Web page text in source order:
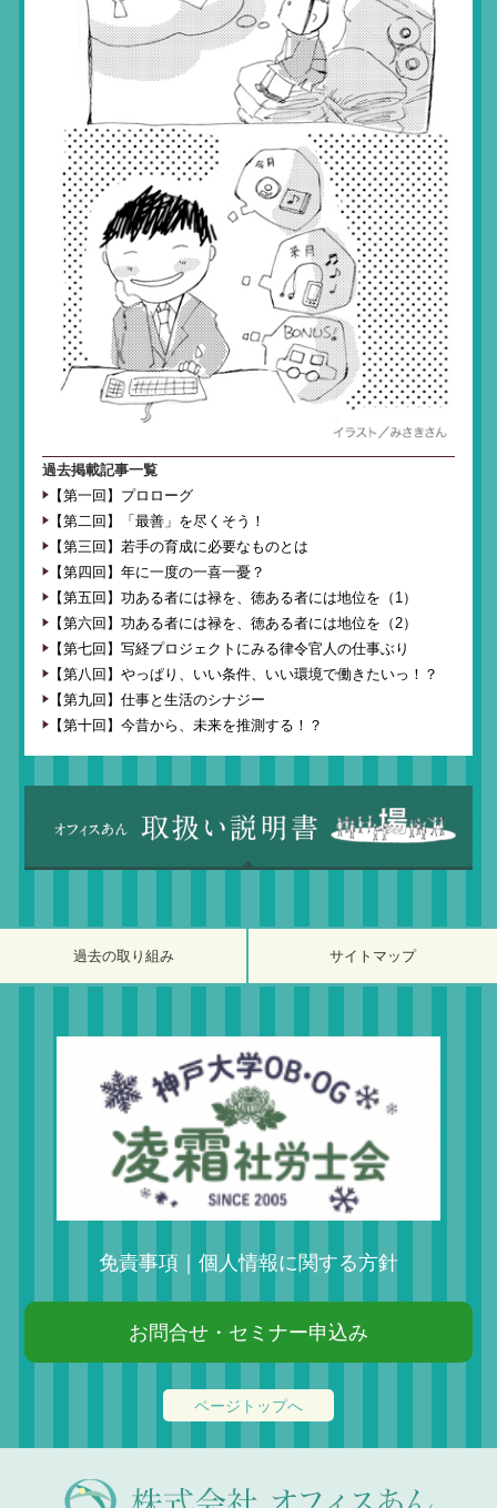
過去掲載記事一覧
【第一回】プロローグ
【第二回】「最善」を尽くそう！
【第三回】若手の育成に必要なものとは
【第四回】年に一度の一喜一憂？
【第五回】功ある者には禄を、徳ある者には地位を（1）
【第六回】功ある者には禄を、徳ある者には地位を（2）
【第七回】写経プロジェクトにみる律令官人の仕事ぶり
【第八回】やっぱり、いい条件、いい環境で働きたいっ！？
【第九回】仕事と生活のシナジー
【第十回】今昔から、未来を推測する！？
過去の取り組み サイトマップ
免責事項 ｜ 個人情報に関する方針
お問合せ・セミナー申込み
ページトップへ